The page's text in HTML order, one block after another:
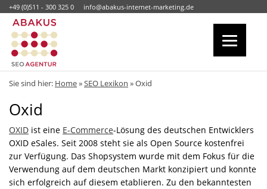
+49 (0)511 - 300 325 0 info@abakus-internet-marketing.de
Sie sind hier: Home»SEO Lexikon »Oxid
Oxid
OXID ist eine E-Commerce-Lösung des deutschen Entwicklers
OXID eSales. Seit 2008 steht sie als Open Source kostenfrei
zur Verfügung. Das Shopsystem wurde mit dem Fokus für die
Verwendung auf dem deutschen Markt konzipiert und konnte
sich erfolgreich auf diesem etablieren. Zu den bekanntesten